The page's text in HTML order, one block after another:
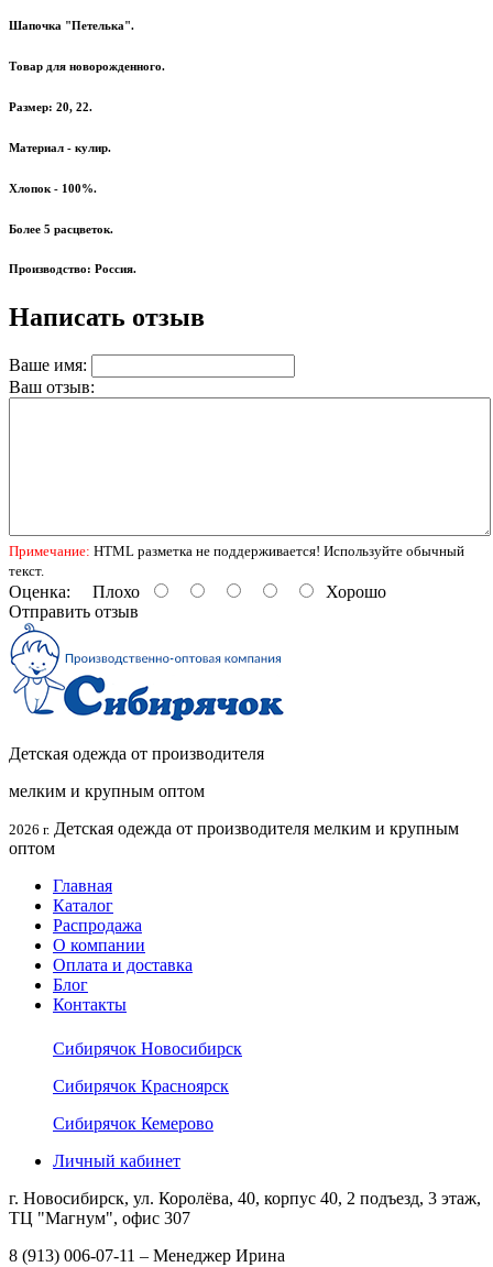
Шапочка "Петелька".
Товар для новорожденного.
Размер: 20, 22.
Материал - кулир.
Хлопок - 100%.
Более 5 расцветок.
Производство: Россия.
Написать отзыв
Ваше имя:
Ваш отзыв:
Примечание: HTML разметка не поддерживается! Используйте обычный
текст.
Оценка: Плохо
Хорошо
Отправить отзыв
Детская одежда от производителя
мелким и крупным оптом
2026 г. Детская одежда от производителя мелким и крупным
оптом
Главная
Каталог
Распродажа
О компании
Оплата и доставка
Блог
Контакты
Сибирячок Новосибирск
Сибирячок Красноярск
Сибирячок Кемерово
Личный кабинет
г. Новосибирск, ул. Королёва, 40, корпус 40, 2 подъезд, 3 этаж,
ТЦ "Магнум", офис 307
8 (913) 006-07-11 – Менеджер Ирина